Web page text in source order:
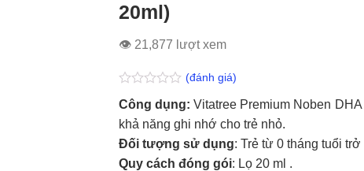
20ml)
👁 21,877 lượt xem
Được
xếp
hạng
0.0
5
sao
(đánh giá)
Công dụng: Vitatree Premium Noben
khả năng ghi nhớ cho trẻ nhỏ.
Đối tượng sử dụng: Trẻ từ 0 tháng tuổi trở
Quy cách đóng gói: Lọ 20 ml .